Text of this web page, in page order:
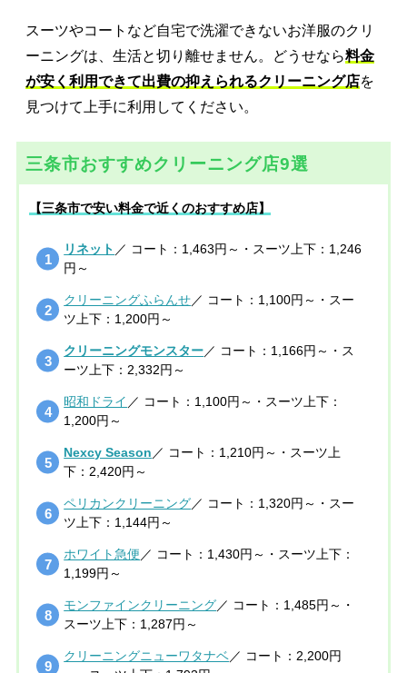
スーツやコートなど自宅で洗濯できないお洋服のクリ
ーニングは、生活と切り離せません。どうせなら料金
が安く利用できて出費の抑えられるクリーニング店を
見つけて上手に利用してください。
三条市おすすめクリーニング店9選
【三条市で安い料金で近くのおすすめ店】
リネット ／ コート：1,463円～・スーツ上下：1,246
円～
クリーニングふらんせ／ コート：1,100円～・スー
ツ上下：1,200円～
クリーニングモンスター／ コート：1,166円～・ス
ーツ上下：2,332円～
昭和ドライ ／ コート：1,100円～・スーツ上下：
1,200円～
Nexcy Season ／ コート：1,210円～・スーツ上
下：2,420円～
ペリカンクリーニング／ コート：1,320円～・スー
ツ上下：1,144円～
ホワイト急便 ／ コート：1,430円～・スーツ上下：
1,199円～
モンファインクリーニング／ コート：1,485円～・
スーツ上下：1,287円～
クリーニングニューワタナベ／ コート：2,200円